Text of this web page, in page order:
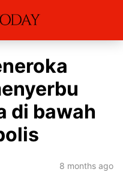
di bawah
8 months ago